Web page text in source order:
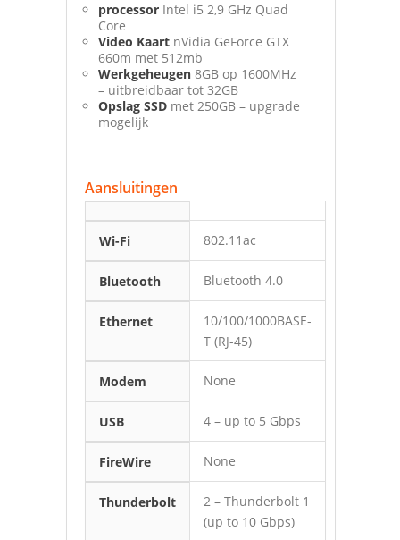
processor Intel i5 2,9 GHz Quad
Core
Video Kaart nVidia GeForce GTX
660m met 512mb
Werkgeheugen 8GB op 1600MHz
– uitbreidbaar tot 32GB
Opslag SSD met 250GB – upgrade
mogelijk
Aansluitingen
Wi-Fi 802.11ac
Bluetooth Bluetooth 4.0
Ethernet
10/100/1000BASE-
T (RJ-45)
Modem None
USB 4 – up to 5 Gbps
FireWire None
Thunderbolt
2 – Thunderbolt 1
(up to 10 Gbps)